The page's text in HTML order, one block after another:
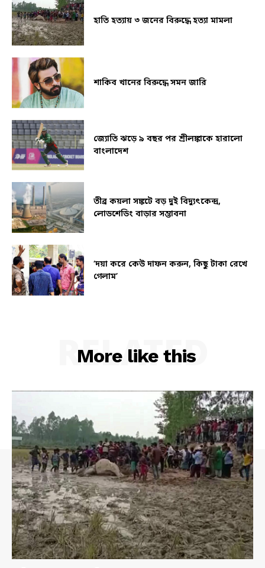
হাতি হত্যায় ৩ জনের বিরুদ্ধে হত্যা মামলা
শাকিব খানের বিরুদ্ধে সমন জারি
জ্যোতি ঝড়ে ৯ বছর পর শ্রীলঙ্কাকে হারালো
বাংলাদেশ
তীব্র কয়লা সঙ্কটে বড় দুই বিদ্যুৎকেন্দ্র,
লোডশেডিং বাড়ার সম্ভাবনা
‘দয়া করে কেউ দাফন করুন, কিছু টাকা রেখে
গেলাম’
More like this
RELATED